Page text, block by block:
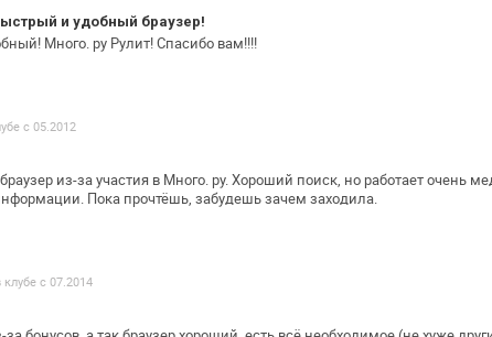
и удобный браузер!
Много. ру Рулит! Спасибо вам!!!!
с 05.2012
из-за участия в Много. ру. Хороший поиск, но работает очень
Пока прочтёшь, забудешь зачем заходила.
клубе с 07.2014